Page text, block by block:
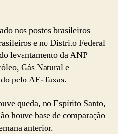
nos postos brasileiros
e no Distrito Federal
levantamento da ANP
Gás Natural e
pelo AE-Taxas.
queda, no Espírito Santo,
houve base de comparação
anterior.